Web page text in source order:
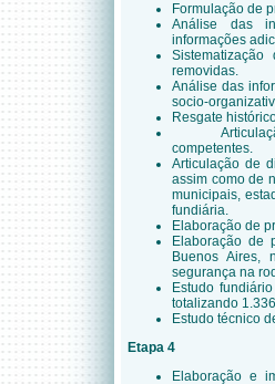
Formulação de
Análise das
informações
removidas.
Análise das
socio-
Resgate
competentes.
Articulação de
assim como de
municipais,
fundiária.
Elaboração de
Elaboração de
Buenos Aires,
segurança na
Estudo
totalizando
Estudo técnico
Etapa 4
Elaboração e